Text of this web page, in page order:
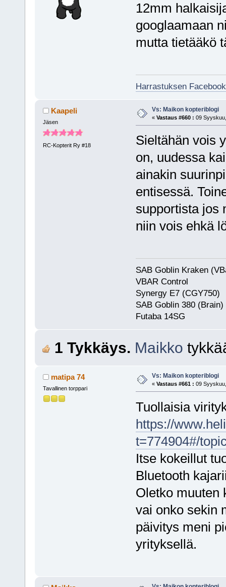
12mm
googlaamaan
mutta tietääkö
Harrastuksen
Kaapeli
Jäsen
RC-Kopterit Ry #18
Vs: Maikon kopteriblogi
« Vastaus #660 : 09
Sieltähän vois
on, uudessa
ainakin
entisessä.
supportista jos
niin vois ehkä
SAB Goblin Kraken
VBAR Control
Synergy E7 (CGY750)
SAB Goblin 380 (Brain)
Futaba
1 Tykkäys. Maikko
matipa 74
Tavallinen torppari
Vs: Maikon kopteriblogi
« Vastaus #661 : 09
Tuollaisia
https://
t=774904#/
Itse kokeillut
Bluetooth
Oletko muuten
vai onko sekin
päivitys meni
yrityksellä.